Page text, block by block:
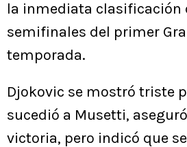
la inmediata clasificación
semifinales del primer
temporada.
Djokovic se mostró triste
sucedió a Musetti,
victoria, pero indicó que